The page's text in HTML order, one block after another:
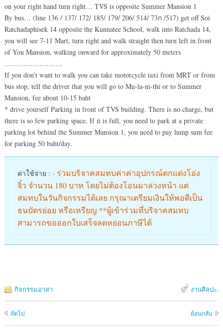
on your right hand turn right… TVS is opposite Summer Mansion 1
By bus… (line 136 / 137/ 172/ 185/ 179/ 206/ 514/ 73ก /517) get off Soi
Ratchadaphisek 14 opposite the Kunnatee School, walk into Ratchada 14,
you will see 7-11 Mart, turn right and walk straight then turn left in front
of You Mansion, walking onward for approximately 50 meters
…………………….
If you don’t want to walk you can take motorcycle taxi from MRT or from
bus stop, tell the driver that you will go to Mu-la-ni-thi or to Summer
Mansion, fee about 10-15 baht
* drive yourself Parking in front of TVS building. There is no charge, but
there is so few parking space. If it is full, you need to park at a private
parking lot behind the Summer Mansion 1, you need to pay lump sum fee
for parking 50 baht/day.
ค่าใช้จ่าย : - ร่วมบริจาคสมทบค่าค่าอุปกรณ์ตกแต่งโอ่ง
จิ๋ว จำนวน 180 บาท โดยไม่ต้องโอนมาล่วงหน้า แต่
สมทบในวันกิจกรรมได้เลย กรุณาเตรียมเงินให้พอดีเป็น
ธนบัตรย่อย หรือเหรียญ **ผู้เข้าร่วมที่บริจาคสมทบ
สามารถขอออกใบเสร็จลดหย่อนภาษีได้
กิจกรรมอาสา งานศิลปะ.
ถัดไป ย้อนกลับ